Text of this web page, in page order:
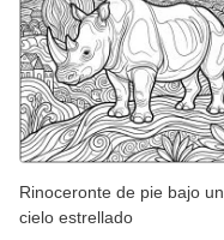
Rinoceronte de pie bajo un
cielo estrellado